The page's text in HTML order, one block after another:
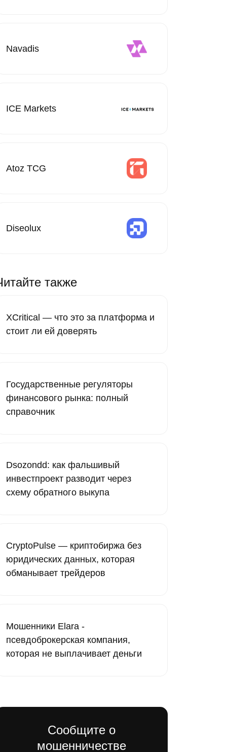
Navadis
ICE Markets
Atoz TCG
Diseolux
также
XCritical — что это за платформа и
стоит ли ей доверять
Государственные регуляторы
финансового рынка: полный
справочник
Dsozondd: как фальшивый
инвестпроект разводит через
схему обратного выкупа
CryptoPulse — криптобиржа без
юридических данных, которая
обманывает трейдеров
Мошенники Elara -
псевдоброкерская компания,
которая не выплачивает деньги
Сообщите о
мошенничестве